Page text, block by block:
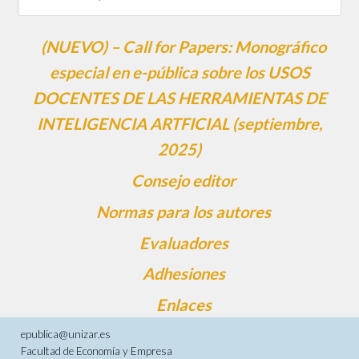
(NUEVO) – Call for Papers: Monográfico
especial en e-pública sobre los USOS
DOCENTES DE LAS HERRAMIENTAS DE
INTELIGENCIA ARTFICIAL (septiembre,
2025)
Consejo editor
Normas para los autores
Evaluadores
Adhesiones
Enlaces
epublica@unizar.es
Facultad de Economía y Empresa